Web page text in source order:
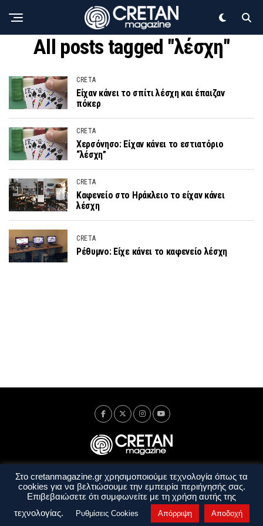
All posts tagged "λέσχη"
CRETA
Είχαν κάνει το σπίτι λέσχη και έπαιζαν
πόκερ
CRETA
Χερσόνησο: Είχαν κάνει το εστιατόριο
“λέσχη”
CRETA
Καφενείο στο Ηράκλειο το είχαν κάνει
λέσχη
CRETA
Ρέθυμνο: Είχε κάνει το καφενείο λέσχη
Ταυτότητα Πολιτική Απορρήτου
Όροι Χρήσης
Όροι και Προϋποθέσεις
Στο cretanmagazine.gr χρησιμοποιούμε τεχνολογία όπως τα
cookies για να βελτιώσουμε την εμπειρία περιήγησής σας.
Επιβεβαιώσετε ότι συμφωνείτε με τη χρήση αυτής της
τεχνολογίας.
Ρυθμίσεις Cookies Απόρριψη Αποδοχή